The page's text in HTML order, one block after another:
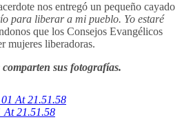
nos entregó un pequeño cayado
para liberar a mi pueblo. Yo estaré
que los Consejos Evangélicos
mujeres liberadoras.
sus fotografías.
At 21.51.58